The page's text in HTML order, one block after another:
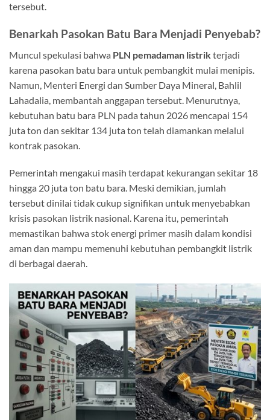
tersebut.
Benarkah Pasokan Batu Bara Menjadi Penyebab?
Muncul spekulasi bahwa PLN pemadaman listrikterjadi
karena pasokan batu bara untuk pembangkit mulai menipis.
Namun, Menteri Energi dan Sumber Daya Mineral, Bahlil
Lahadalia , membantah anggapan tersebut. Menurutnya,
kebutuhan batu bara PLN pada tahun 2026 mencapai 154
juta ton dan sekitar 134 juta ton telah diamankan melalui
kontrak pasokan.
Pemerintah mengakui masih terdapat kekurangan sekitar 18
hingga 20 juta ton batu bara. Meski demikian, jumlah
tersebut dinilai tidak cukup signifikan untuk menyebabkan
krisis pasokan listrik nasional. Karena itu, pemerintah
memastikan bahwa stok energi primer masih dalam kondisi
aman dan mampu memenuhi kebutuhan pembangkit listrik
di berbagai daerah.